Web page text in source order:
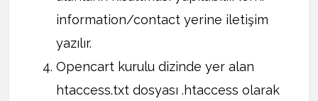
information/contact yerine iletişim
yazılır.
Opencart kurulu dizinde yer alan
htaccess.txt dosyası .htaccess olarak